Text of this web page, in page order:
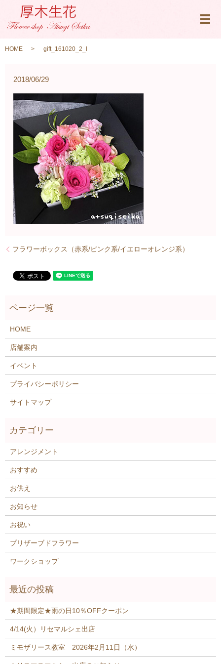
メ
HOME gift_161020_2_l
2018/06/29
フラワーボックス（赤系/ピンク系/イエローオレンジ系）
HOME
店舗案内
イベント
プライバシーポリシー
サイトマップ
アレンジメント
おすすめ
お供え
お知らせ
お祝い
プリザーブドフラワー
ワークショップ
★期間限定★雨の日10％OFFクーポン
4/14(火）リセマルシェ出店
ミモザリース教室 2026年2月11日（水）